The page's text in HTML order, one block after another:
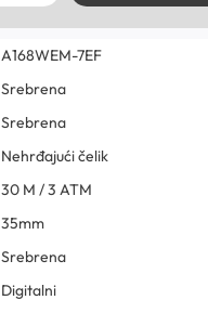
A168WEM-7EF
Srebrena
Srebrena
Nehrđajući čelik
30 M / 3 ATM
35mm
Srebrena
Digitalni